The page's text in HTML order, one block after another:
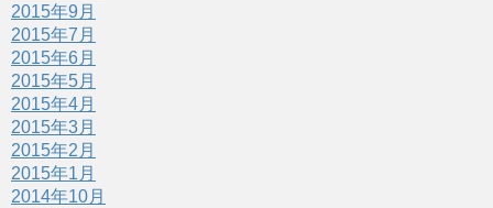
2015年9月
2015年7月
2015年6月
2015年5月
2015年4月
2015年3月
2015年2月
2015年1月
2014年10月